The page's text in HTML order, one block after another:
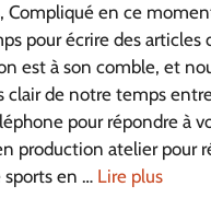
Compliqué en ce
pour écrire des articles
est à son comble, et
clair de notre temps
pour répondre à
production atelier pour
sports en … Lire plus